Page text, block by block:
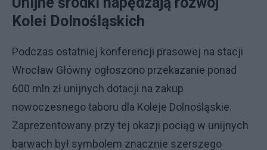
Kolei Dolnośląskich
Podczas ostatniej konferencji prasowej na stacji
Wrocław Główny ogłoszono przekazanie ponad
600 mln zł unijnych dotacji na zakup
nowoczesnego taboru dla Koleje Dolnośląskie.
Zaprezentowany przy tej okazji pociąg w unijnych
barwach był symbolem znacznie szerszego